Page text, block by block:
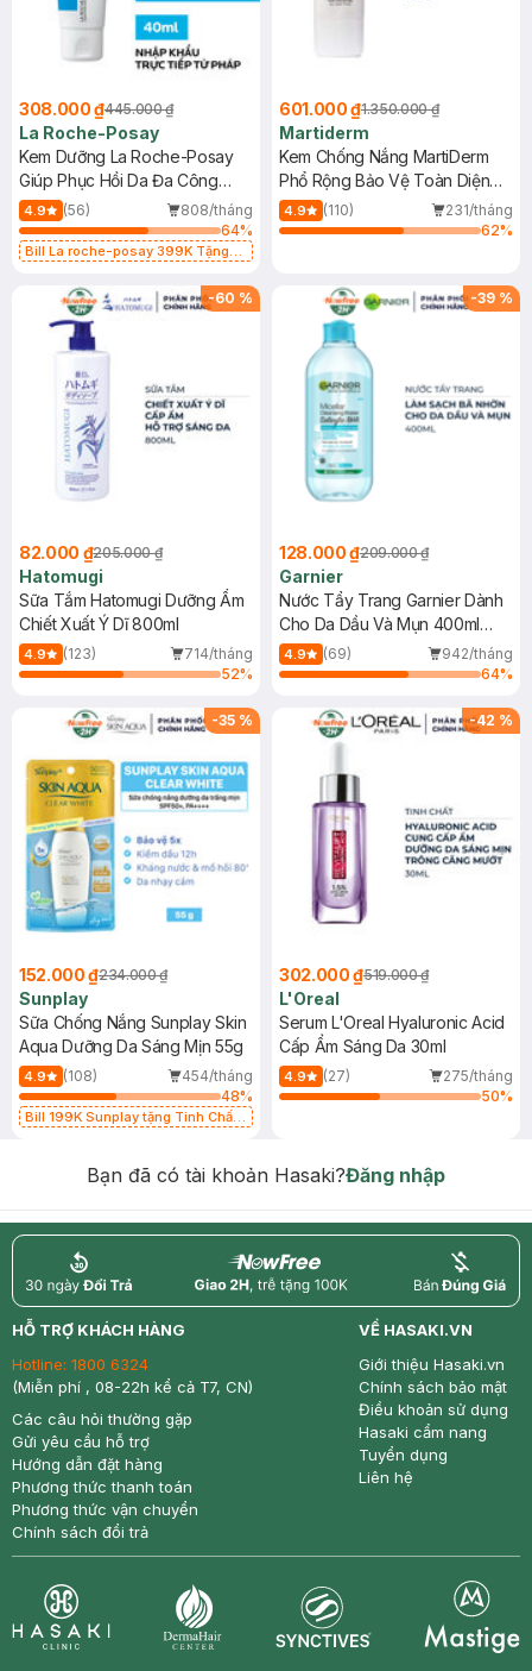
308.000 ₫445.000 ₫
La Roche-Posay
Kem Dưỡng La Roche-Posay
Giúp Phục Hồi Da Đa Công
Dụng 40ml
4.9 (56)
808/tháng
64%
Bill La roche-posay 399K Tặng
(SL có hạn)
601.000 ₫1.350.000 ₫
Martiderm
Kem Chống Nắng MartiDerm
Phổ Rộng Bảo Vệ Toàn Diện
40ml
4.9 (110)
231/tháng
62%
-60 %
82.000 ₫205.000 ₫
Hatomugi
Sữa Tắm Hatomugi Dưỡng Ẩm
Chiết Xuất Ý Dĩ 800ml
4.9 (123)
714/tháng
52%
-39 %
128.000 ₫209.000 ₫
Garnier
Nước Tẩy Trang Garnier Dành
Cho Da Dầu Và Mụn 400ml
(Mới)
4.9 (69)
942/tháng
64%
-35 %
152.000 ₫234.000 ₫
Sunplay
Sữa Chống Nắng Sunplay Skin
Aqua Dưỡng Da Sáng Mịn 55g
4.9 (108)
454/tháng
48%
Bill 199K Sunplay tặng Tinh Chất
-42 %
302.000 ₫519.000 ₫
L'Oreal
Serum L'Oreal Hyaluronic Acid
Cấp Ẩm Sáng Da 30ml
4.9 (27)
275/tháng
50%
Bạn đã có tài khoản Hasaki?Đăng nhập
return nowfree price
HỖ TRỢ KHÁCH HÀNG
Hotline: 1800 6324
(Miễn phí , 08-22h kể cả T7, CN)
Các câu hỏi thường gặp
Gửi yêu cầu hỗ trợ
Hướng dẫn đặt hàng
Phương thức thanh toán
Phương thức vận chuyển
Chính sách đổi trả
VỀ HASAKI.VN
Giới thiệu Hasaki.vn
Chính sách bảo mật
Điều khoản sử dụng
Hasaki cẩm nang
Tuyển dụng
Liên hệ